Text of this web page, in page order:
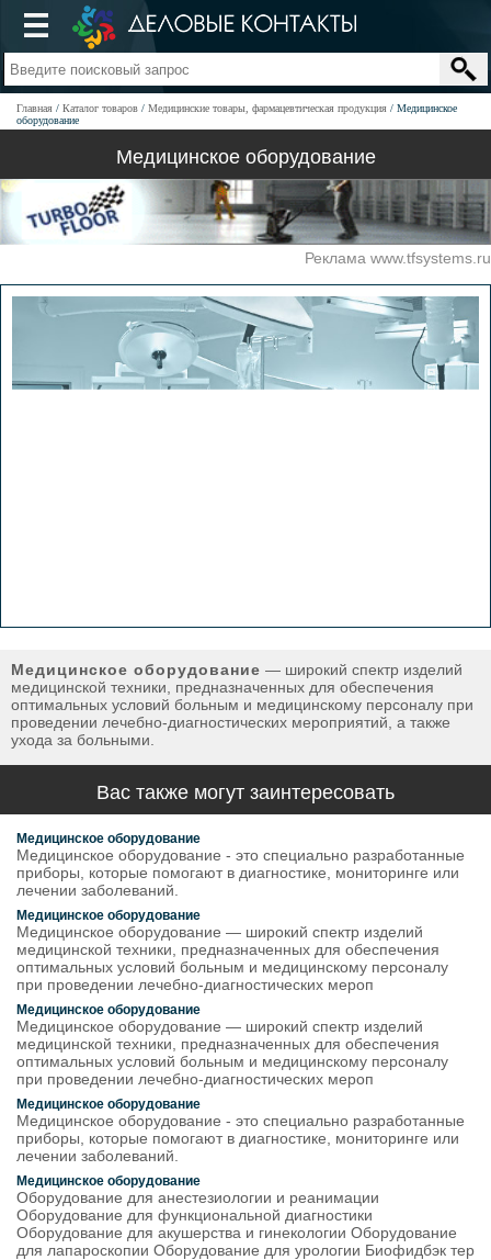
Главная Каталог товаров Медицинские товары, фармацевтическая продукция
Медицинское
оборудование
Медицинское оборудование
Реклама www.tfsystems.ru
Медицинское оборудование — широкий спектр изделий
медицинской техники, предназначенных для обеспечения
оптимальных условий больным и медицинскому персоналу при
проведении лечебно-диагностических мероприятий, а также
ухода за больными.
Вас также могут заинтересовать
Медицинское оборудование
Медицинское оборудование - это специально разработанные
приборы, которые помогают в диагностике, мониторинге или
лечении заболеваний.
Медицинское оборудование
Медицинское оборудование — широкий спектр изделий
медицинской техники, предназначенных для обеспечения
оптимальных условий больным и медицинскому персоналу
при проведении лечебно-диагностических мероп
Медицинское оборудование
Медицинское оборудование — широкий спектр изделий
медицинской техники, предназначенных для обеспечения
оптимальных условий больным и медицинскому персоналу
при проведении лечебно-диагностических мероп
Медицинское оборудование
Медицинское оборудование - это специально разработанные
приборы, которые помогают в диагностике, мониторинге или
лечении заболеваний.
Медицинское оборудование
Оборудование для анестезиологии и реанимации
Оборудование для функциональной диагностики
Оборудование для акушерства и гинекологии Оборудование
для лапароскопии Оборудование для урологии Биофидбэк тер